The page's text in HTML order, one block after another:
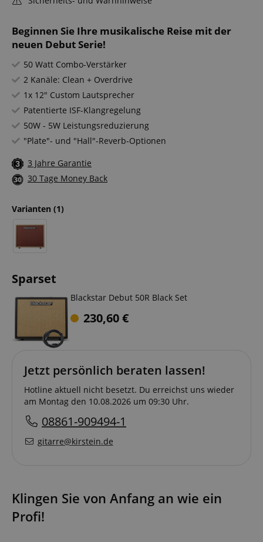
Beginnen Sie Ihre musikalische Reise mit der
neuen Debut Serie!
50 Watt Combo-Verstärker
2 Kanäle: Clean + Overdrive
1x 12" Custom Lautsprecher
Patentierte ISF-Klangregelung
50W - 5W Leistungsreduzierung
"Plate"- und "Hall"-Reverb-Optionen
3 Jahre Garantie
30 Tage Money Back
Varianten (1)
Sparset
Blackstar Debut 50R Black Set
230,60€
Jetzt persönlich beraten lassen!
Hotline aktuell nicht besetzt. Du erreichst uns wieder
am Montag den 10.08.2026 um 09:30 Uhr.
08861-909494-1
gitarre@kirstein.de
Klingen Sie von Anfang an wie ein
Profi!